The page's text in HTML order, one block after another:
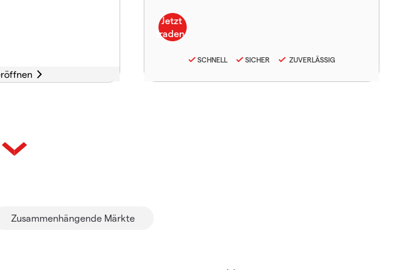
SCHNELL SICHER ZUVERLÄSSIG
Zusammenhängende Märkte